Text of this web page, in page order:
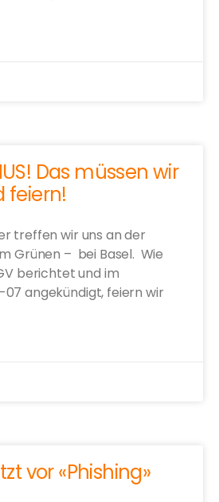
Das müssen wir
feiern!
treffen wir uns an der
Grünen – bei Basel. Wie
berichtet und im
07 angekündigt, feiern wir
vor «Phishing»